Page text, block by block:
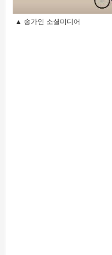
▲ 송가인 소셜미디어